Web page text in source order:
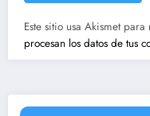
Este sitio usa Akismet
procesan los datos de tus